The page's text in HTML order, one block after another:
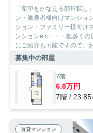
「希望をかなえる部屋探し
ン・単身者様向けマンショ
ション・ファミリー様向け
ンションetc・・・数多く
にご紹介も可能ですので、
募集中の部屋
7階
6.8万円
7階 / 23.85
賃貸マンション